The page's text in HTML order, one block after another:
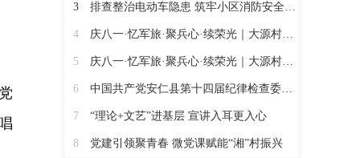
3 排查整治电动车隐患 筑牢小区消防安全防线
4 庆八一·忆军旅·聚兵心·续荣光｜大源村退役军人共话初心
5 庆八一·忆军旅·聚兵心·续荣光｜大源村退役军人共话初心
6 中国共产党安仁县第十四届纪律检查委员会召开第一次全体会议
7 “理论+文艺”进基层 宣讲入耳更入心
8 党建引领聚青春 微党课赋能“湘”村振兴